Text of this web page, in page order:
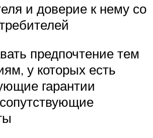
и доверие к нему со
предпочтение тем
у которых есть
гарантии